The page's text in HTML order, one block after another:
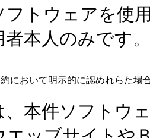
フトウェアを使
者本人のみです。
において明示的に認めれらた場
、本件ソフトウ